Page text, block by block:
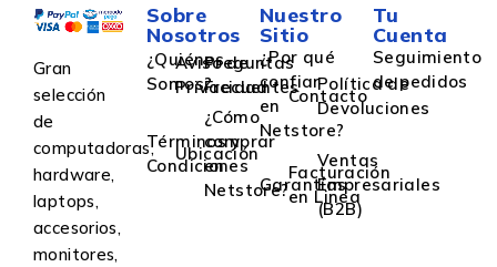
Gran
selección
de
computadoras,
hardware,
laptops,
accesorios,
monitores,
Sobre
Nosotros
¿Quiénes
Somos?
Aviso de
Privacidad
Preguntas
Frecuentes
Términos y
Condiciones
Ubicación
¿Cómo
comprar
en
Netstore?
Nuestro
Sitio
¿Por qué
confiar
en
Netstore?
Contacto
Política de
Devoluciones
Garantías
Facturación
en Linea
Ventas
Empresariales
(B2B)
Tu
Cuenta
Seguimiento
de pedidos